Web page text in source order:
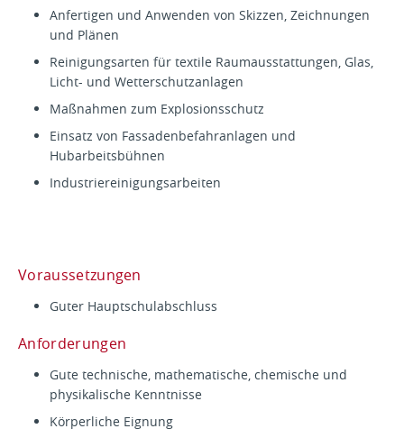
Anfertigen und Anwenden von Skizzen, Zeichnungen
und Plänen
Reinigungsarten für textile Raumausstattungen, Glas,
Licht- und Wetterschutzanlagen
Maßnahmen zum Explosionsschutz
Einsatz von Fassadenbefahranlagen und
Hubarbeitsbühnen
Industriereinigungsarbeiten
Voraussetzungen
Guter Hauptschulabschluss
Anforderungen
Gute technische, mathematische, chemische und
physikalische Kenntnisse
Körperliche Eignung